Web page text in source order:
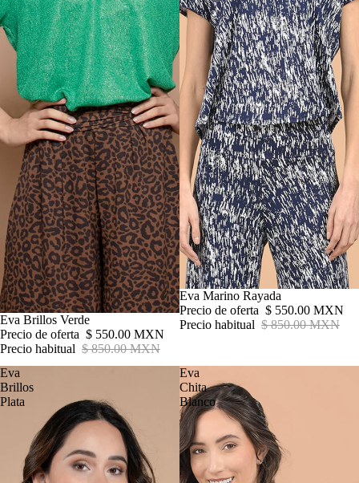
Oferta
Eva Brillos Verde
Precio de oferta $ 550.00 MXN
Precio habitual $ 850.00 MXN
Oferta
Eva Marino Rayada
Precio de oferta $ 550.00 MXN
Precio habitual $ 850.00 MXN
Eva
Brillos
Plata
Eva
Chita
Blanco